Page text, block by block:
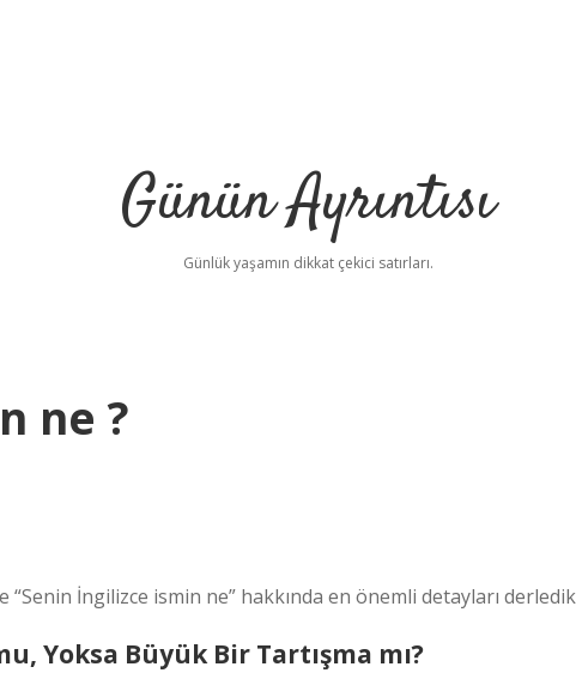
Günün Ayrıntısı
Günlük yaşamın dikkat çekici satırları.
ne ?
İngilizce ismin ne” hakkında en önemli detayları
Yoksa Büyük Bir Tartışma mı?